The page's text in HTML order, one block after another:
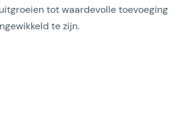
tot waardevolle toevoeging
te zijn.